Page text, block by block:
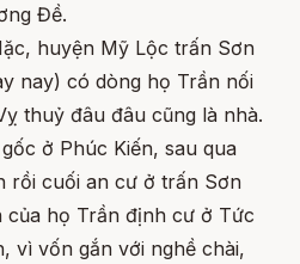
Đề.
huyện Mỹ Lộc trấn Sơn
nay) có dòng họ Trần nối
thuỷ đâu đâu cũng là nhà.
ở Phúc Kiến, sau qua
rồi cuối an cư ở trấn Sơn
của họ Trần định cư ở Tức
vì vốn gắn với nghề chài,